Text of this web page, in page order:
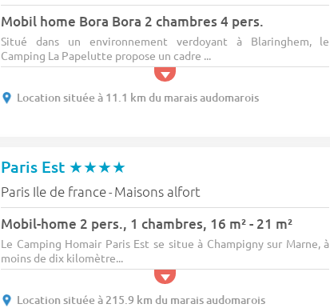
Mobil home Bora Bora 2 chambres 4 pers.
Situé dans un environnement verdoyant à Blaringhem, le
Camping La Papelutte propose un cadre ...
Location située à 11.1 km du marais audomarois
Paris Est ★★★★
Paris Ile de france- Maisons alfort
Mobil-home 2 pers., 1 chambres, 16 m² - 21 m²
Le Camping Homair Paris Est se situe à Champigny sur Marne, à
moins de dix kilomètre...
Location située à 215.9 km du marais audomarois